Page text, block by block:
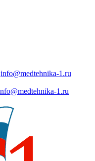
info@medtehnika-1.ru
1.ru